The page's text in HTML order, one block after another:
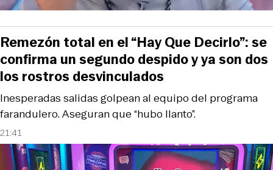
21:41
Inesperadas salidas golpean al equipo del programa
farandulero. Aseguran que “hubo llanto”.
Remezón total en el “Hay Que Decirlo”: se
confirma un segundo despido y ya son dos
los rostros desvinculados